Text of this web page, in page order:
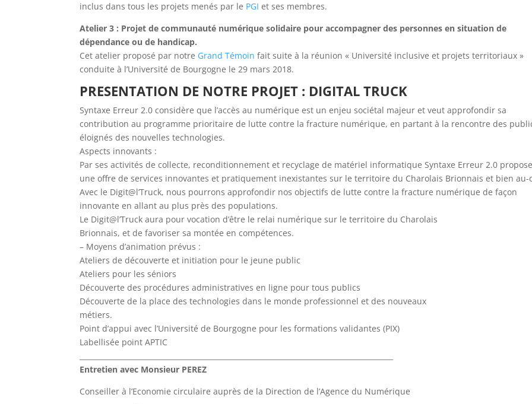
inclus dans tous les projets menés par le PGI et ses membres.
Atelier 3 : Projet de communauté numérique solidaire pour accompagner des personnes en situation de
dépendance ou de handicap.
Cet atelier proposé par notre Grand Témoin fait suite à la réunion « Université inclusive et projets territoriaux »
conduite à l’Université de Bourgogne le 29 mars 2018.
PRESENTATION DE NOTRE PROJET : DIGITAL TRUCK
Syntaxe Erreur 2.0 considère que l’accès au numérique est un enjeu sociétal majeur et veut approfondir sa
contribution au programme prioritaire de lutte contre la fracture numérique, en partant à la rencontre des
éloignés des nouvelles technologies.
Aspects innovants :
Par ses activités de collecte, reconditionnement et recyclage de matériel informatique Syntaxe Erreur 2.0
une offre de services innovantes et pratiquement inexistantes sur le territoire du Charolais Brionnais et bien au-
Avec le Digit@l’Truck, nous pourrons approfondir nos objectifs de lutte contre la fracture numérique de façon
innovante en allant au plus près des populations.
Le Digit@l’Truck aura pour vocation d’être le relai numérique sur le territoire du Charolais
Brionnais, et de favoriser sa montée en compétences.
– Moyens d’animation prévus :
Ateliers de découverte et initiation pour le jeune public
Ateliers pour les séniors
Découverte des procédures administratives en ligne pour tous publics
Découverte de la place des technologies dans le monde professionnel et des nouveaux
métiers.
Point d’appui avec l’Université de Bourgogne pour les formations validantes (PIX)
Labellisée point APTIC
Entretien avec Monsieur PEREZ
Conseiller à l’Economie circulaire auprès de la Direction de l’Agence du Numérique